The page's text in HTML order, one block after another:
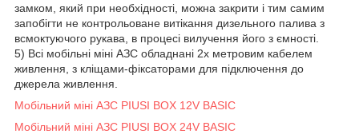
замком, який при необхідності, можна закрити і тим самим
запобігти не контрольоване витікання дизельного палива з
всмоктуючого рукава, в процесі вилучення його з ємності.
5) Всі мобільні міні АЗС обладнані 2х метровим кабелем
живлення, з кліщами-фіксаторами для підключення до
джерела живлення.
Мобільний міні АЗС PIUSI BOX 12V BASIC
Мобільний міні АЗС PIUSI BOX 24V BASIC